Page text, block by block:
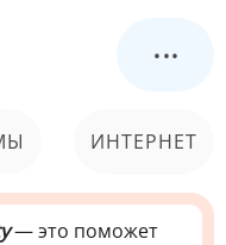
...
ИНТЕРНЕТ
СИСТЕМА
— это поможет